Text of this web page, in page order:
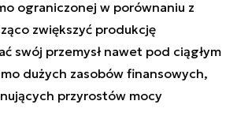
ograniczonej w porównaniu z
zwiększyć produkcję
swój przemysł nawet pod ciągłym
dużych zasobów finansowych,
przyrostów mocy